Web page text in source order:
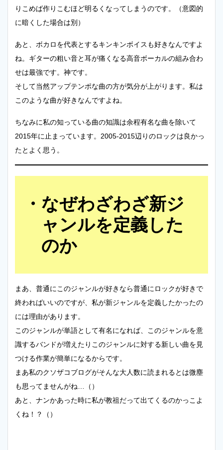
りこめば作りこむほど明るくなってしまうのです。（意図的
に暗くした場合は別）
あと、ボカロを代表とするキンキンボイスも好きなんですよ
ね。ギターの粗い音と耳が痛くなる高音ボーカルの組み合わ
せは最強です。神です。
そして当然アップテンポな曲の方が気分が上がります。私は
このような曲が好きなんですよね。
ちなみに私の知っている曲の知識は余程有名な曲を除いて
2015年に止まっています。2005-2015辺りのロックは良かっ
たとよく思う。
なぜわざわざ新ジ
ャンルを定義した
のか
まあ、普通にこのジャンルが好きなら普通にロックが好きで
終わればいいのですが、私が新ジャンルを定義したかったの
には理由があります。
このジャンルが単語として有名になれば、このジャンルを意
識するバンドが増えたりこのジャンルに対する新しい曲を見
つける作業が簡単になるからです。
まあ私のクソザコブログがそんな大人数に読まれるとは微塵
も思ってませんがね…（）
あと、ナンかあった時に私が教祖だって出てくるのかっこよ
くね！？（）